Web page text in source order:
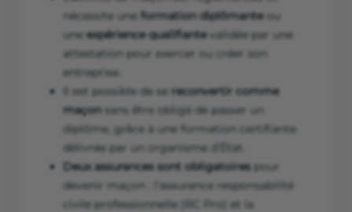
nécessite une formation diplômanteou
une expérience qualifiantevalidée par une
attestation pour exercer ou créer son
entreprise.
Il est possible de se reconvertir comme
maçon sans être obligé de passer un
diplôme, grâce à une formation certifiante
délivrée par un organisme d’État.
Deux assurances sont obligatoires pour
devenir maçon : l’assurance responsabilité
civile professionnelle (RC Pro) et la